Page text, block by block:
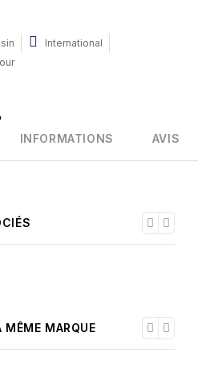
International
INFORMATIONS AVIS
MÊME MARQUE